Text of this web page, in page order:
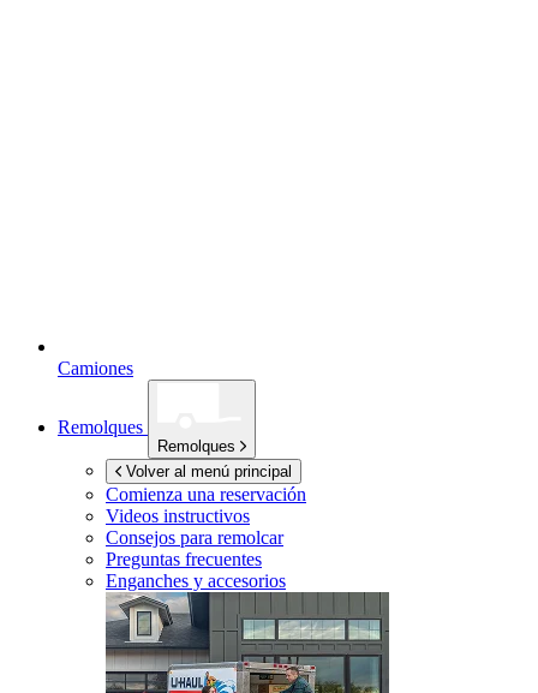
Camiones
Remolques
Remolques
Volver al menú principal
Comienza una reservación
Videos instructivos
Consejos para remolcar
Preguntas frecuentes
Enganches y accesorios